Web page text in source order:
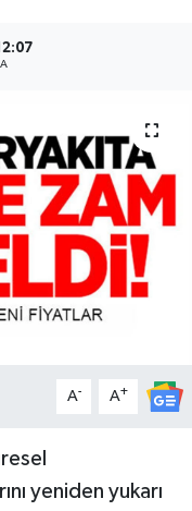
A- A+
yeniden yukarı